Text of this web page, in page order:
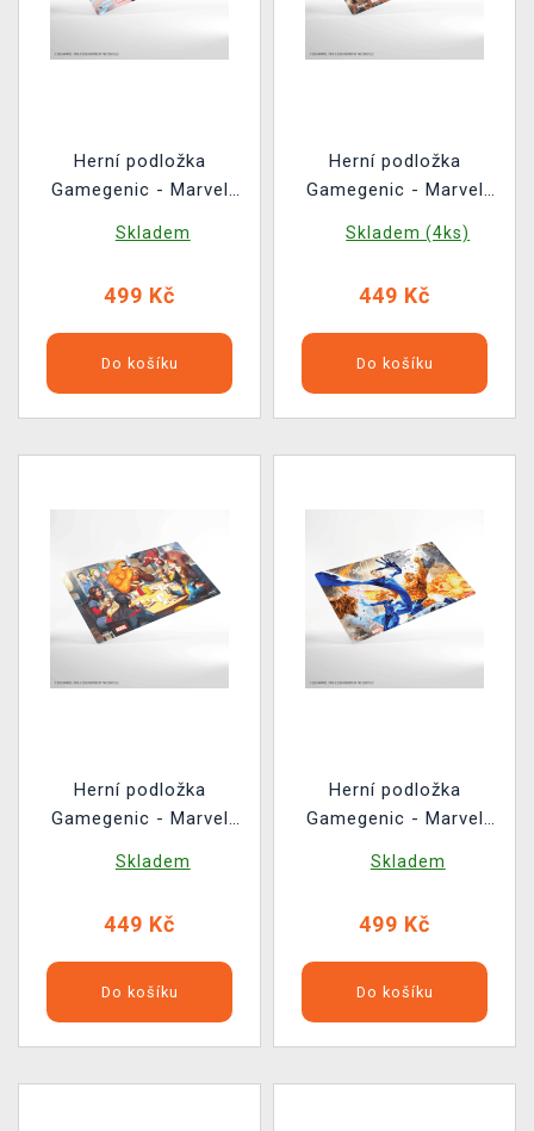
Herní podložka
Gamegenic - Marvel
Black Panter
Skladem
499 Kč
Do košíku
Herní podložka
Gamegenic - Marvel
Nuts!
Skladem (4ks)
449 Kč
Do košíku
Herní podložka
Gamegenic - Marvel
Feast
Skladem
449 Kč
Do košíku
Herní podložka
Gamegenic - Marvel
Fantastic Four
Skladem
499 Kč
Do košíku